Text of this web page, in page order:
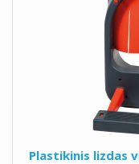
Plastikinis lizdas